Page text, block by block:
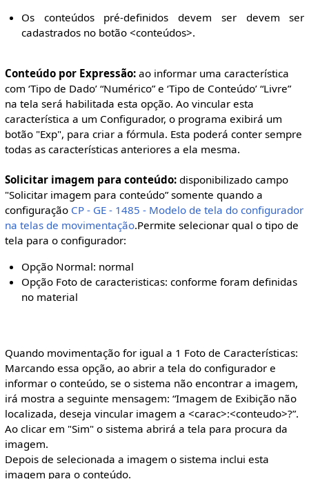
Os conteúdos pré-definidos devem ser devem ser
cadastrados no botão <conteúdos>.
Conteúdo por Expressão:ao informar uma característica
com ‘Tipo de Dado’ “Numérico” e ‘Tipo de Conteúdo’ “Livre”
na tela será habilitada esta opção. Ao vincular esta
característica a um Configurador, o programa exibirá um
botão "Exp", para criar a fórmula. Esta poderá conter sempre
todas as características anteriores a ela mesma.
Solicitar imagem para conteúdo:disponibilizado campo
"Solicitar imagem para conteúdo” somente quando a
configuração CP - GE - 1485 - Modelo de tela do configurador
na telas de movimentação.Permite selecionar qual o tipo de
tela para o configurador:
Opção Normal: normal
Opção Foto de caracteristicas: conforme foram definidas
no material
Quando movimentação for igual a 1 Foto de Características:
Marcando essa opção, ao abrir a tela do configurador e
informar o conteúdo, se o sistema não encontrar a imagem,
irá mostra a seguinte mensagem: “Imagem de Exibição não
localizada, deseja vincular imagem a <carac>:<conteudo>?”.
Ao clicar em "Sim" o sistema abrirá a tela para procura da
imagem.
Depois de selecionada a imagem o sistema inclui esta
imagem para o conteúdo.